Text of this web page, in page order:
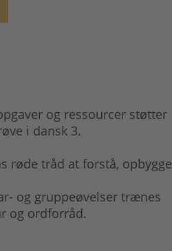
og ressourcer støtter
i dansk 3.
røde tråd at forstå, opbygge
og gruppeøvelser trænes
og ordforråd.